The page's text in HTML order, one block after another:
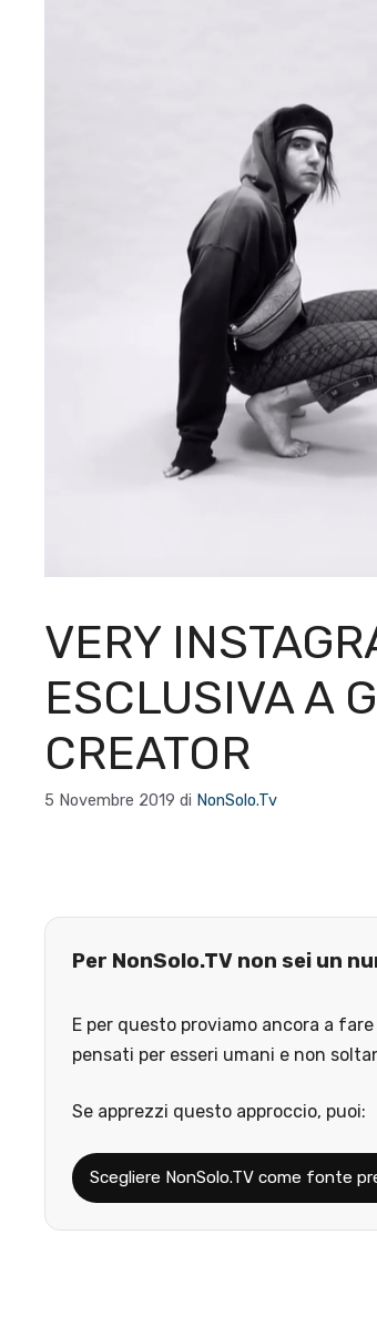
VERY
ESCLUSIVA A
CREATOR
5 Novembre 2019 di NonSolo.Tv
Per NonSolo.TV non sei un
E per questo proviamo ancora a
pensati per esseri umani e non
Se apprezzi questo approccio, puoi:
Scegliere NonSolo.TV come fonte